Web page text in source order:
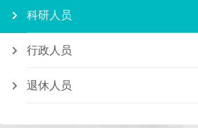
科研人员
行政人员
退休人员